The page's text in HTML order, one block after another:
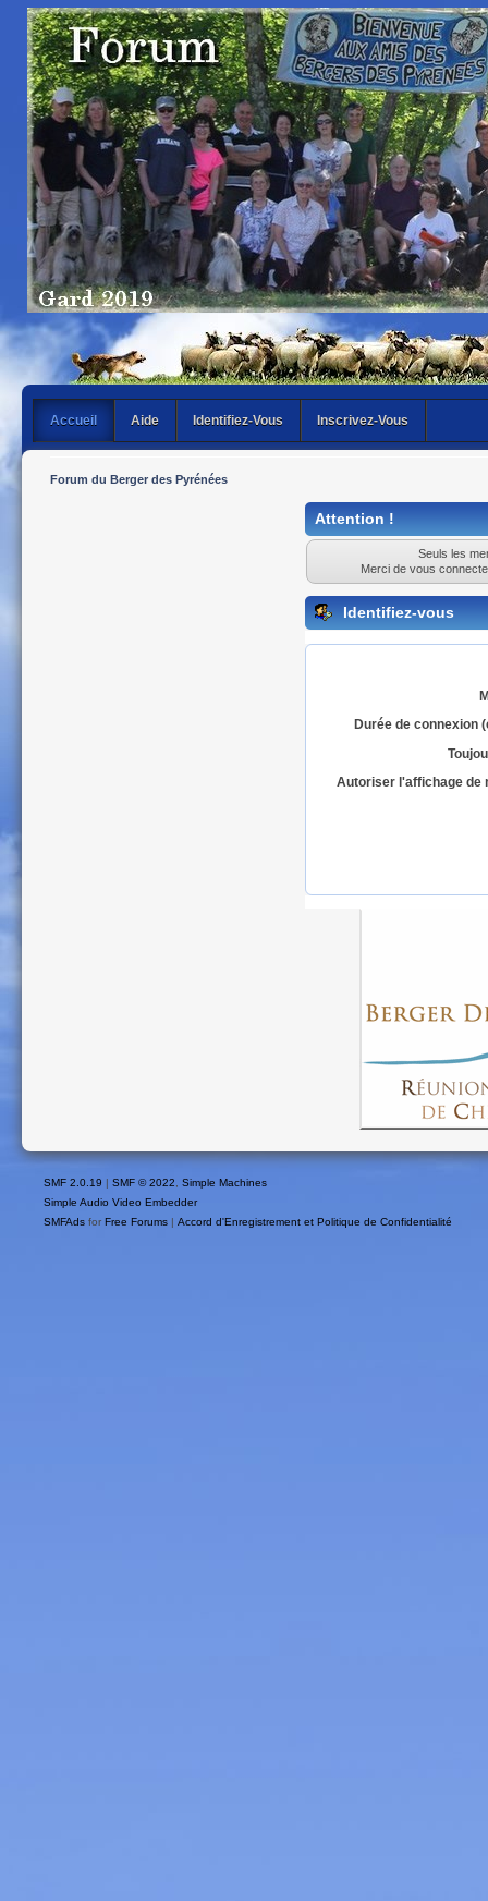
Accueil Aide Identifiez-Vous Inscrivez-Vous
Forum du Berger des Pyrénées
Attention !
Seuls les
Merci de vous
Identifiez-vous
Durée de connexion
Autoriser l'affichage de
SMF 2.0.19 | SMF © 2022, Simple Machines
Simple Audio Video Embedder
SMFAds for Free Forums | Accord d'Enregistrement et Politique de Confidentialité